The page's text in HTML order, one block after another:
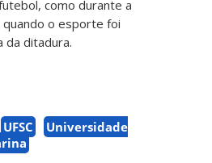
como durante a
quando o esporte foi
da ditadura.
UFSC
Universidade